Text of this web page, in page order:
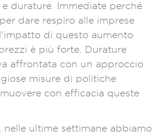
durature. Immediate perché
dare respiro alle imprese
di questo aumento
è più forte. Durature
affrontata con un approccio
misure di politiche
con efficacia queste
ultime settimane abbiamo